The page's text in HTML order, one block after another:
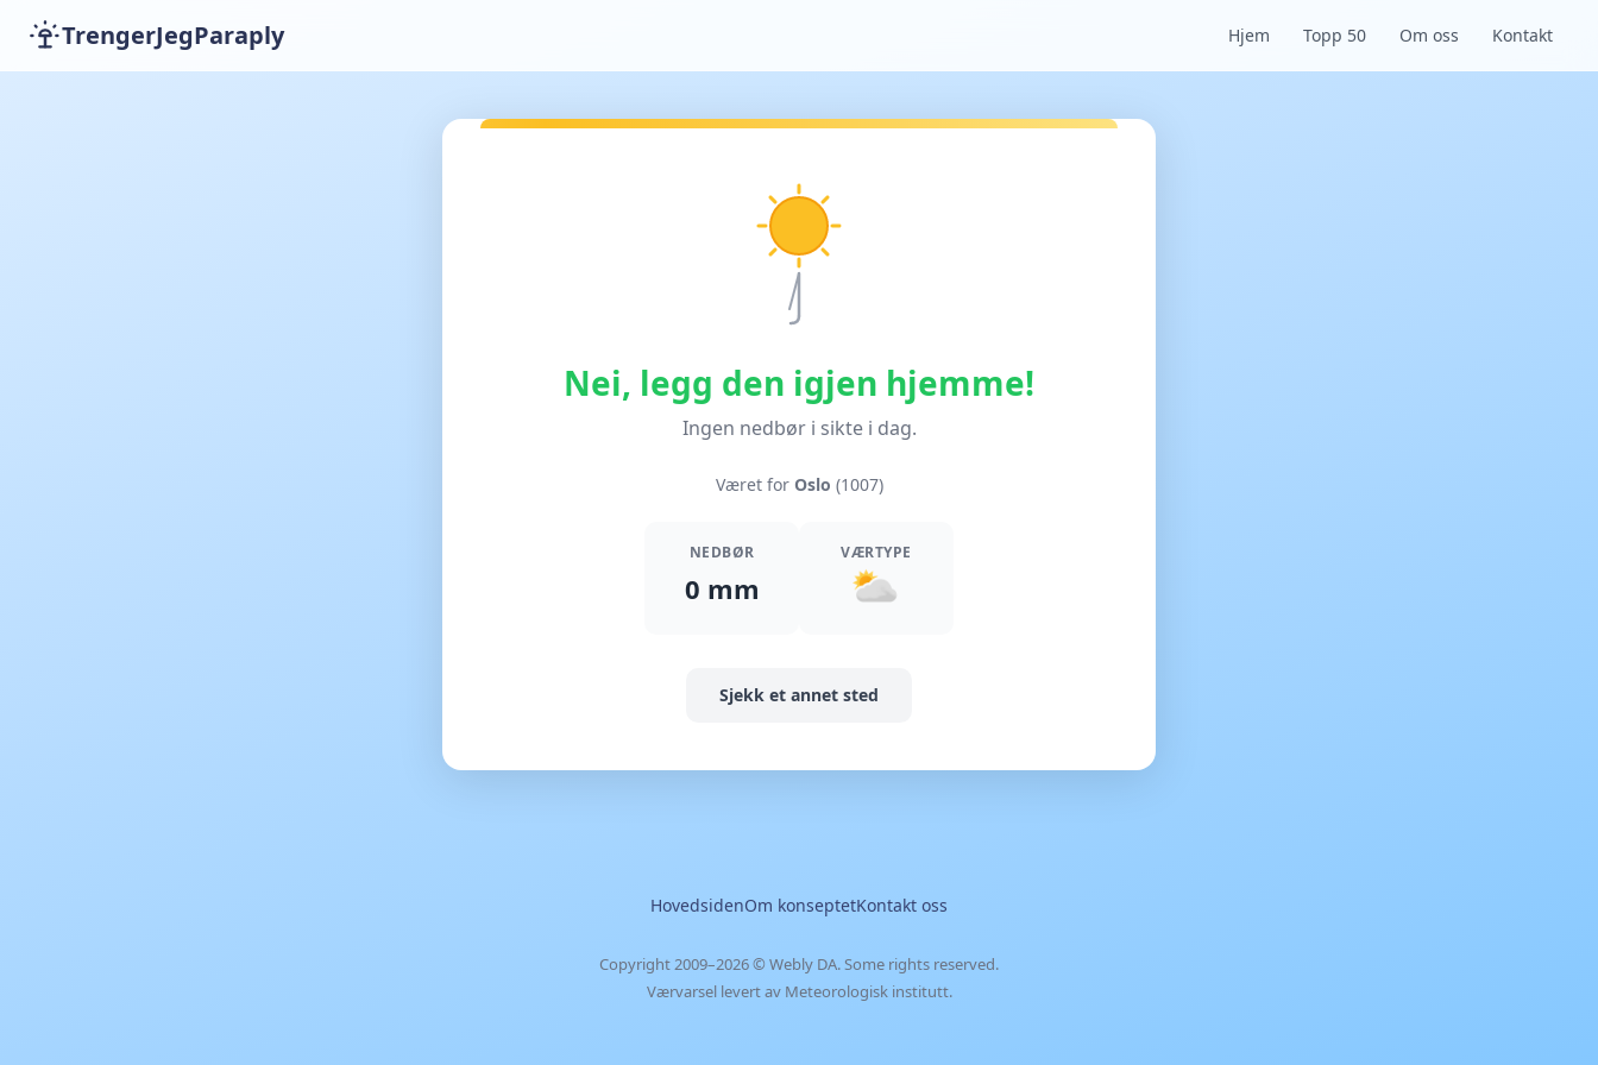
TrengerJegParaply Hjem Topp 50 Om oss Kontakt
Nei, legg den igjen hjemme!
Ingen nedbør i sikte i dag.
Været for Oslo (1007)
NEDBØR
0 mm
VÆRTYPE
Sjekk et annet sted
HovedsidenOm konseptetKontakt oss
Copyright 2009–2026 © Webly DA. Some rights reserved.
Værvarsel levert av Meteorologisk institutt.